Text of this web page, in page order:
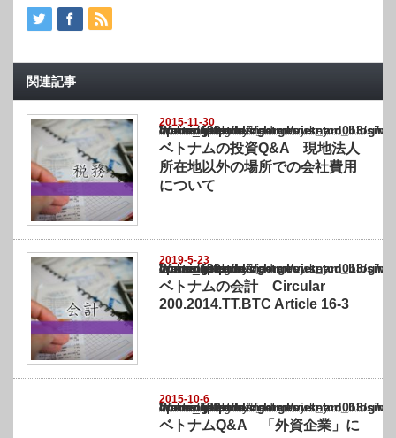
関連記事
2015-11-30
Warning
: Undefined array key "show_category" in
/home/netst/kuno-cpa.co.jp/public_html/vietnam_blog/wp-content/themes/
on line183
ベトナムの投資Q&A 現地法人
所在地以外の場所での会社費用
について
2019-5-23
Warning
: Undefined array key "show_category" in
/home/netst/kuno-cpa.co.jp/public_html/vietnam_blog/wp-content/themes/
on line183
ベトナムの会計 Circular
200.2014.TT.BTC Article 16-3
2015-10-6
Warning
: Undefined array key "show_category" in
/home/netst/kuno-cpa.co.jp/public_html/vietnam_blog/wp-content/themes/
on line183
ベトナムQ&A 「外資企業」に